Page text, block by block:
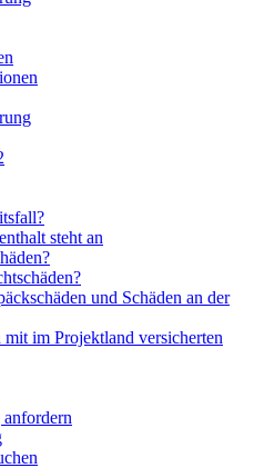
steht an
und Schäden an der
mit im Projektland versicherten